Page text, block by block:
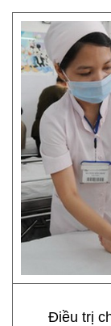
Điều trị